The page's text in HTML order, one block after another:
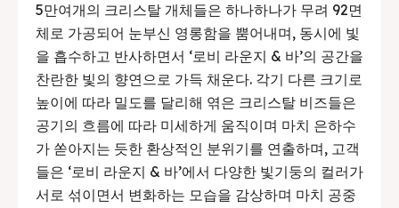
5만여개의 크리스탈 개체들은 하나하나가 무려 92면
체로 가공되어 눈부신 영롱함을 뿜어내며, 동시에 빛
을 흡수하고 반사하면서 ‘로비 라운지 & 바’의 공간을
찬란한 빛의 향연으로 가득 채운다. 각기 다른 크기로
높이에 따라 밀도를 달리해 엮은 크리스탈 비즈들은
공기의 흐름에 따라 미세하게 움직이며 마치 은하수
가 쏟아지는 듯한 환상적인 분위기를 연출하며, 고객
들은 ‘로비 라운지 & 바’에서 다양한 빛기둥의 컬러가
서로 섞이면서 변화하는 모습을 감상하며 마치 공중